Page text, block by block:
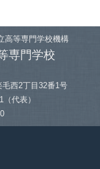
高等専門学校機構
専門学校
西2丁目32番1号
代表）